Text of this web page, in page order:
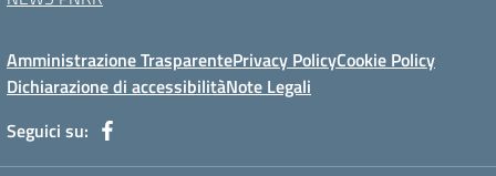
Amministrazione TrasparentePrivacy PolicyCookie Policy
Dichiarazione di accessibilitàNote Legali
Seguici su: